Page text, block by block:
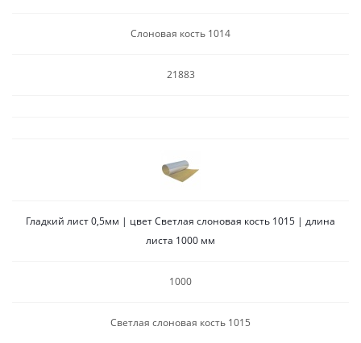
Слоновая кость 1014
21883
Гладкий лист 0,5мм | цвет Светлая слоновая кость 1015 | длина
листа 1000 мм
1000
Светлая слоновая кость 1015